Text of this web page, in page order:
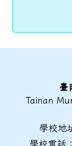
臺
Tainan
學校地
學校電